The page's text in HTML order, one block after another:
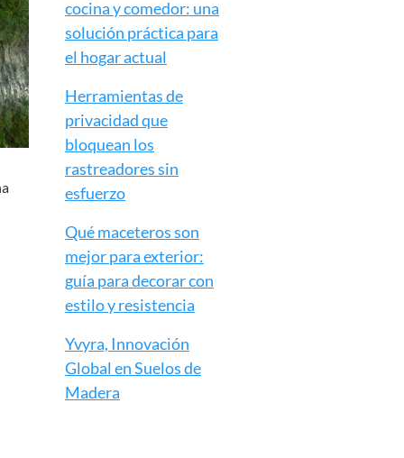
cocina y comedor: una
solución práctica para
el hogar actual
Herramientas de
privacidad que
bloquean los
rastreadores sin
esfuerzo
Qué maceteros son
mejor para exterior:
guía para decorar con
estilo y resistencia
Yvyra, Innovación
Global en Suelos de
Madera